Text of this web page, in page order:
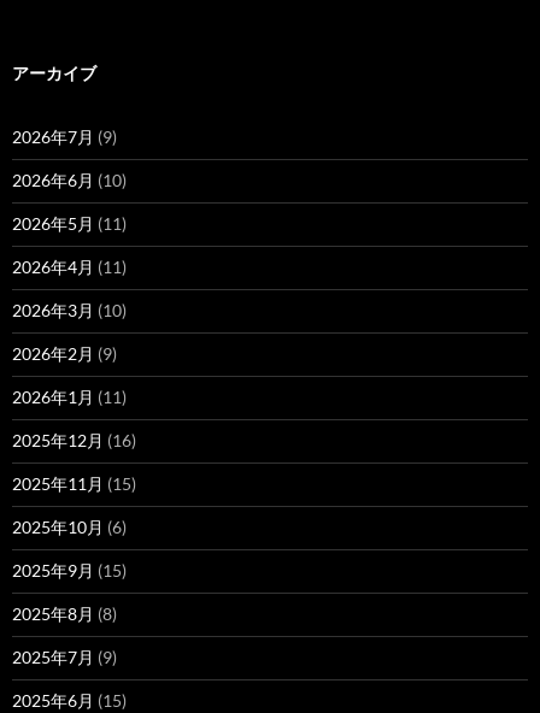
アーカイブ
2026年7月 (9)
2026年6月 (10)
2026年5月 (11)
2026年4月 (11)
2026年3月 (10)
2026年2月 (9)
2026年1月 (11)
2025年12月 (16)
2025年11月 (15)
2025年10月 (6)
2025年9月 (15)
2025年8月 (8)
2025年7月 (9)
2025年6月 (15)